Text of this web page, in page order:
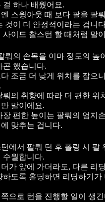
걸 하나 배웠어요.
스윙아웃 때 보다 팔을 팔
것이 더 안정적이라는 겁니
사이드 찰스턴 할 때처럼 말
뤄의 손목을 이마 정도의 높
곤 했습니다.
조금 더 낮게 위치를 잡으
뤄의 취향에 따라 더 편한 위
말이에요.
장 편한 높이는 팔뤄의 엄지
맞추는 겁니다.
에서 팔뤄 턴 후 폴링 시 팔
수월합니다.
가 앞에 가더라도, 다른 리
하도록 홀딩하면 리딩하기가
으로 턴을 진행할 일이 생